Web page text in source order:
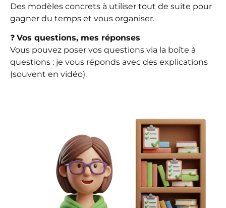
Des modèles concrets à utiliser tout de suite pour
gagner du temps et vous organiser.
❓ Vos questions, mes réponses
Vous pouvez poser vos questions via la boîte à
questions : je vous réponds avec des explications
(souvent en vidéo).